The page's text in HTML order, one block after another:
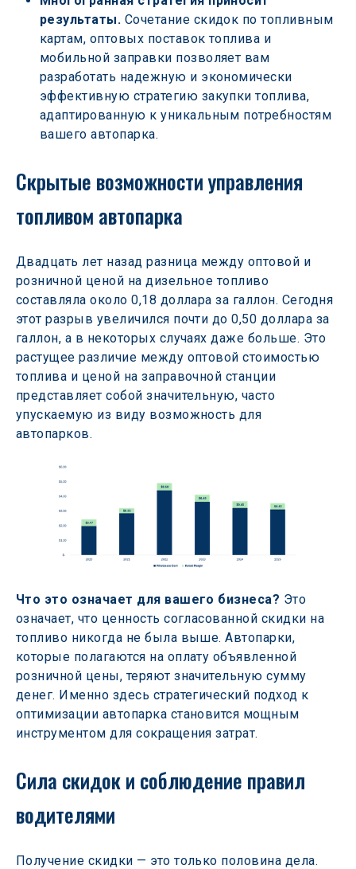
результаты. Сочетание скидок по топливным
картам, оптовых поставок топлива и
мобильной заправки позволяет вам
разработать надежную и экономически
эффективную стратегию закупки топлива,
адаптированную к уникальным потребностям
вашего автопарка.
Скрытые возможности управления
топливом автопарка
Двадцать лет назад разница между оптовой и
розничной ценой на дизельное топливо
составляла около 0,18 доллара за галлон. Сегодня
этот разрыв увеличился почти до 0,50 доллара за
галлон, а в некоторых случаях даже больше. Это
растущее различие между оптовой стоимостью
топлива и ценой на заправочной станции
представляет собой значительную, часто
упускаемую из виду возможность для
автопарков.
Что это означает для вашего бизнеса? Это
означает, что ценность согласованной скидки на
топливо никогда не была выше. Автопарки,
которые полагаются на оплату объявленной
розничной цены, теряют значительную сумму
денег. Именно здесь стратегический подход к
оптимизации автопарка становится мощным
инструментом для сокращения затрат.
Сила скидок и соблюдение правил
водителями
Получение скидки — это только половина дела.